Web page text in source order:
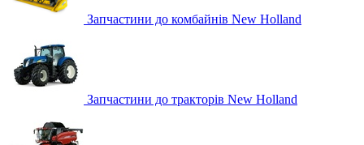
Запчастини до комбайнів New Holland
Запчастини до тракторів New Holland